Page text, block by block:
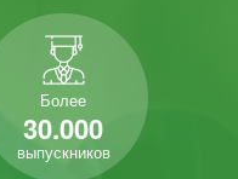
Более
30.000
выпускников